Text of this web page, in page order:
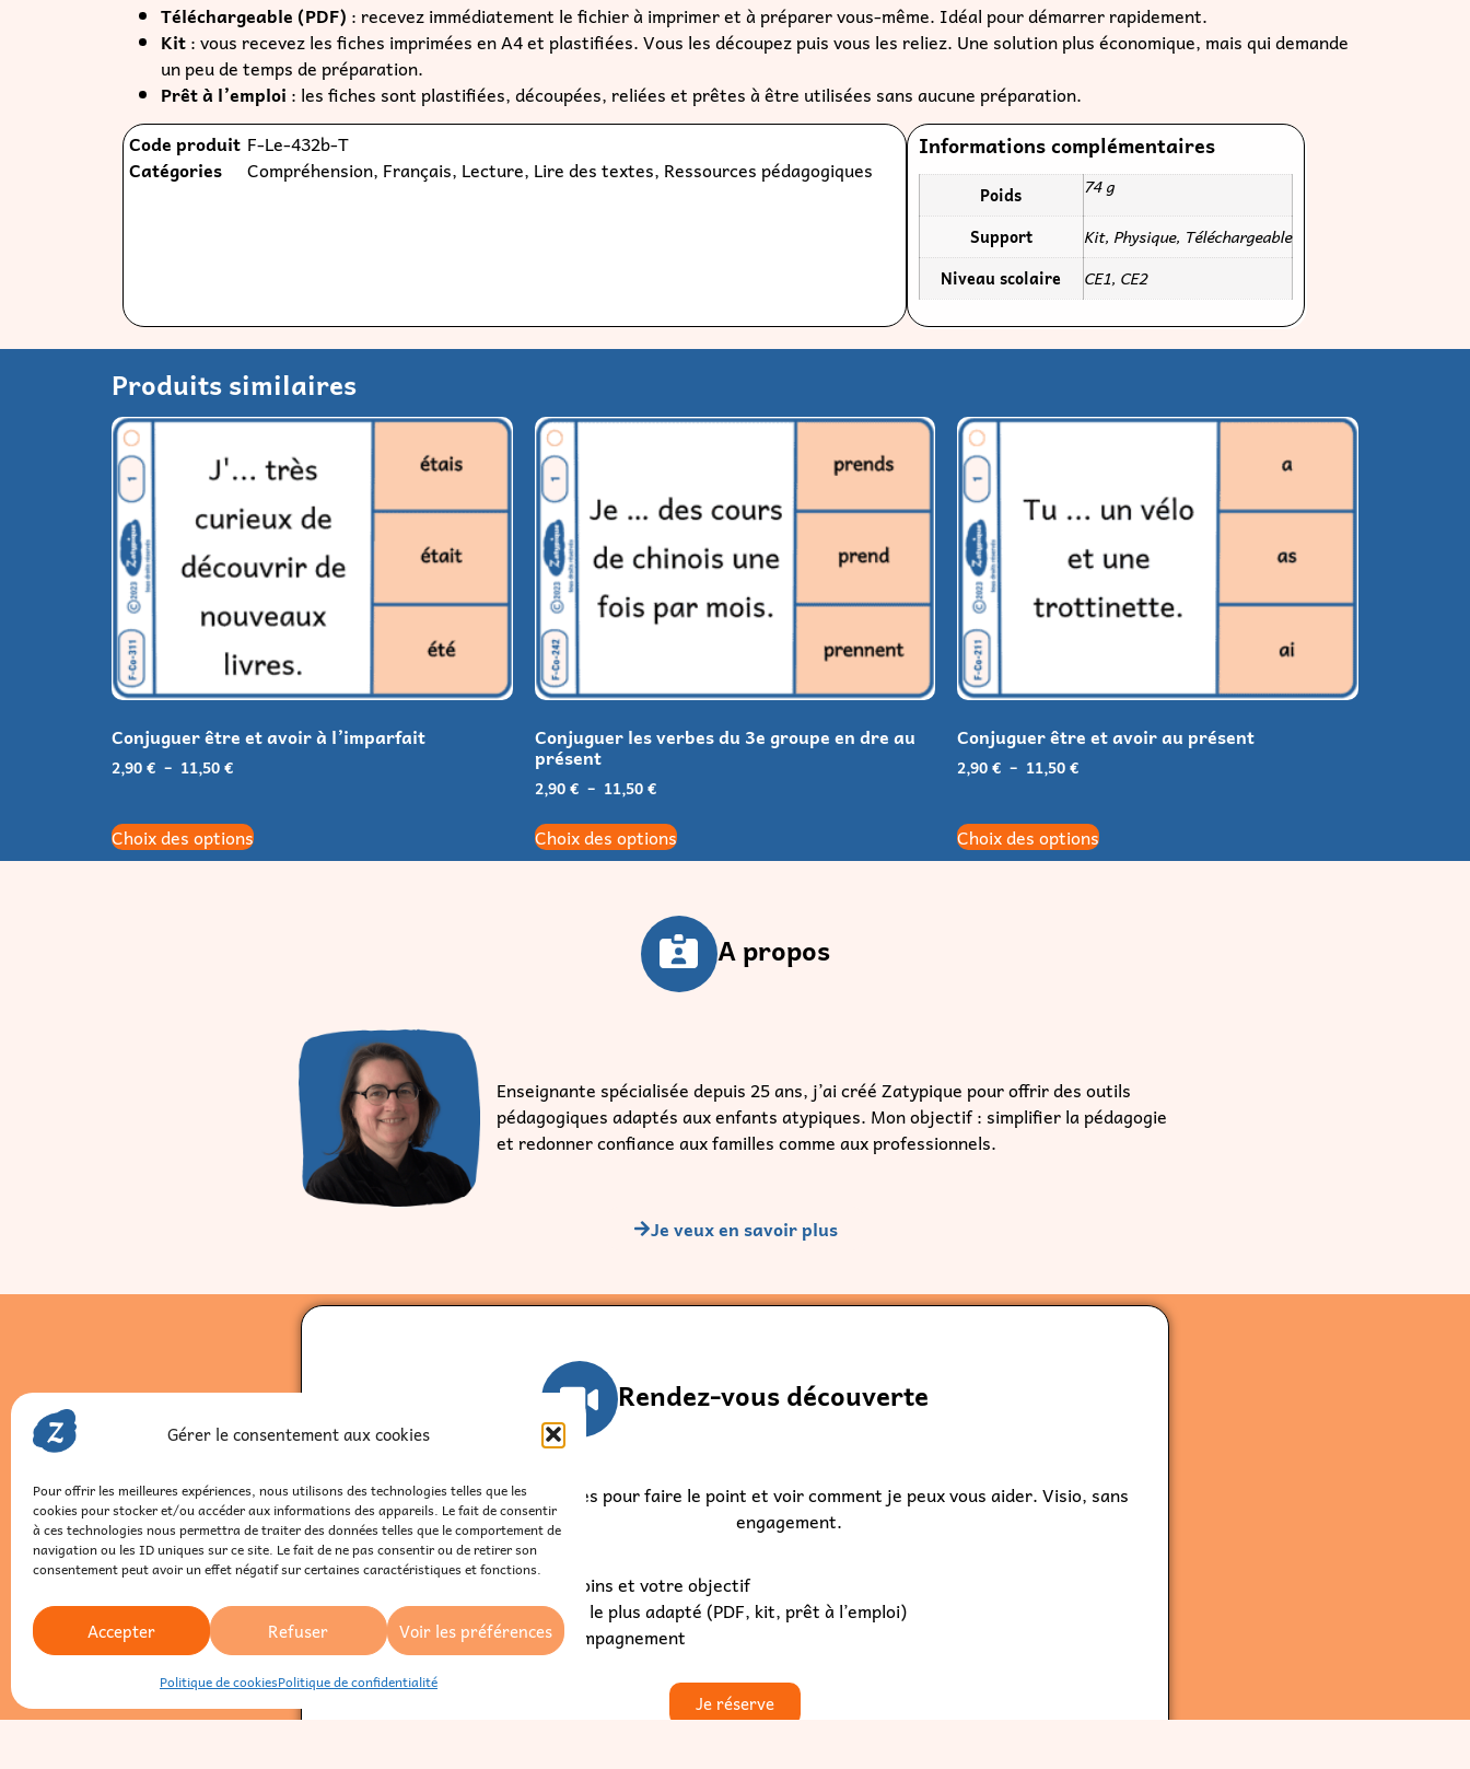
Gérer le consentement aux cookies
Pour offrir les meilleures expériences, nous utilisons des technologies telles que les
cookies pour stocker et/ou accéder aux informations des appareils. Le fait de consentir
à ces technologies nous permettra de traiter des données telles que le comportement de
navigation ou les ID uniques sur ce site. Le fait de ne pas consentir ou de retirer son
consentement peut avoir un effet négatif sur certaines caractéristiques et fonctions.
Accepter Refuser Voir les préférences
Politique de cookiesPolitique de confidentialité
Téléchargeable (PDF) : recevez immédiatement le fichier à imprimer et à préparer vous-même. Idéal pour démarrer rapidement.
Kit: vous recevez les fiches imprimées en A4 et plastifiées. Vous les découpez puis vous les reliez. Une solution plus économique, mais qui demande
un peu de temps de préparation.
Prêt à l’emploi : les fiches sont plastifiées, découpées, reliées et prêtes à être utilisées sans aucune préparation.
Code produit F-Le-432b-T
Catégories
Compréhension, Français, Lecture, Lire des textes, Ressources pédagogiques
Informations complémentaires
Poids
74 g
Support
Kit, Physique, Téléchargeable
Niveau scolaire
CE1, CE2
Produits similaires
Conjuguer être et avoir à l’imparfait
2,90€ – 11,50€
Choix des options
Conjuguer les verbes du 3e groupe en dre au
présent
2,90€ – 11,50€
Choix des options
Conjuguer être et avoir au présent
2,90€ – 11,50€
Choix des options
A propos
Enseignante spécialisée depuis 25 ans, j’ai créé Zatypique pour offrir des outils
pédagogiques adaptés aux enfants atypiques. Mon objectif : simplifier la pédagogie
et redonner confiance aux familles comme aux professionnels.
Je veux en savoir plus
Rendez-vous découverte
Prenez 30 minutes pour faire le point et voir comment je peux vous aider. Visio, sans
engagement.
Clarifier vos besoins et votre objectif
Choisir le format le plus adapté (PDF, kit, prêt à l’emploi)
Choisir son accompagnement
Je réserve